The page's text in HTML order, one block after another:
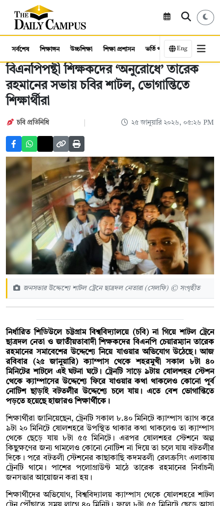
সর্বশেষ শিক্ষাঙ্গন উচ্চশিক্ষা শিক্ষা প্রশাসন ভর্তি পরীক্ষা কর্মসংস্থান
Eng
বিএনপিপন্থী শিক্ষকদের ‘অনুরোধে’ তারেক
রহমানের সভায় চবির শাটল, ভোগান্তিতে
শিক্ষার্থীরা
চবি প্রতিনিধি ২৫ জানুয়ারি ২০২৬, ০৫:২৬ PM
জনসভার উদ্দেশ্যে শাটল ট্রেনে ছাত্রদল নেতারা (সেলফি) © সংগৃহীত
নির্ধারিত শিডিউলে চট্টগ্রাম বিশ্ববিদ্যালয়ে (চবি) না গিয়ে শাটল ট্রেনে
ছাত্রদল নেতা ও জাতীয়তাবাদী শিক্ষকদের বিএনপি চেয়ারম্যান তারেক
রহমানের সমাবেশের উদ্দেশ্যে নিয়ে যাওয়ার অভিযোগ উঠেছে। আজ
রবিবার (২৫ জানুয়ারি) ক্যাম্পাস থেকে শহরমুখী সকাল ৮টা ৪০
মিনিটের শাটলে এই ঘটনা ঘটে। ট্রেনটি সাড়ে ৯টায় ষোলশহর স্টেশন
থেকে ক্যাম্পাসের উদ্দেশ্যে ফিরে যাওয়ার কথা থাকলেও কোনো পূর্ব
নোটিশ ছাড়াই বটতলীর উদ্দেশ্যে চলে যায়। এতে বেশ ভোগান্তিতে
পড়তে হয়েছে হাজারও শিক্ষার্থীকে।
শিক্ষার্থীরা জানিয়েছেন, ট্রেনটি সকাল ৮.৪০ মিনিটে ক্যাম্পাস ত্যাগ করে
৯টা ২০ মিনিটে ষোলশহরে উপস্থিত থাকার কথা থাকলেও তা ক্যাম্পাস
থেকে ছেড়ে যায় ৮টা ৫৫ মিনিটে। এরপর ষোলশহর স্টেশনে অল্প
কিছুক্ষণের জন্য থামলেও কোনো নোটিশ না দিয়ে তা চলে যায় বটতলীর
দিকে। পরে বটতলী স্টেশনের কাছাকাছি কদমতলী রেলক্রসিং এলাকায়
ট্রেনটি থামে। পাশের পলোগ্রাউন্ট মাঠে তারেক রহমানের নির্বাচনী
জনসভার আয়োজন করা হয়।
শিক্ষার্থীদের অভিযোগ, বিশ্ববিদ্যালয় ক্যাম্পাস থেকে ষোলশহরে শাটল